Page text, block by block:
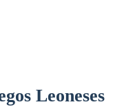
Leoneses